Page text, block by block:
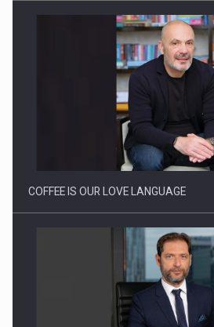
Webinar - Business Evolution-
Investitii Digitalizare
COFFEE IS OUR LOVE LANGUAGE